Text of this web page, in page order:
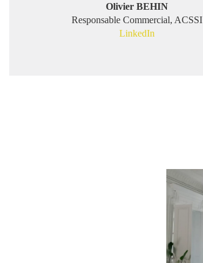
Olivier BEHIN
Responsable Commercial, ACSSI
LinkedIn